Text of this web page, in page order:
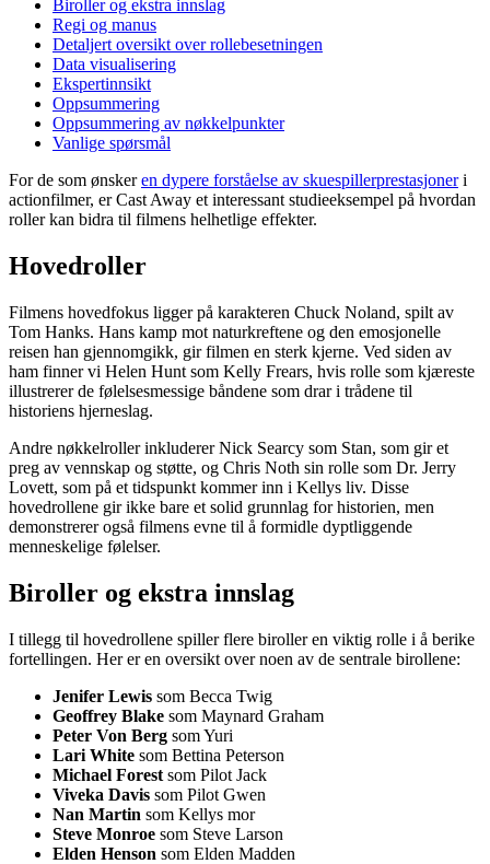
Biroller og ekstra innslag
Regi og manus
Detaljert oversikt over rollebesetningen
Data visualisering
Ekspertinnsikt
Oppsummering
Oppsummering av nøkkelpunkter
Vanlige spørsmål
For de som ønskeren dypere forståelse av skuespillerprestasjoneri
actionfilmer, er Cast Away et interessant studieeksempel på hvordan
roller kan bidra til filmens helhetlige effekter.
Hovedroller
Filmens hovedfokus ligger på karakteren Chuck Noland, spilt av
Tom Hanks. Hans kamp mot naturkreftene og den emosjonelle
reisen han gjennomgikk, gir filmen en sterk kjerne. Ved siden av
ham finner vi Helen Hunt som Kelly Frears, hvis rolle som kjæreste
illustrerer de følelsesmessige båndene som drar i trådene til
historiens hjerneslag.
Andre nøkkelroller inkluderer Nick Searcy som Stan, som gir et
preg av vennskap og støtte, og Chris Noth sin rolle som Dr. Jerry
Lovett, som på et tidspunkt kommer inn i Kellys liv. Disse
hovedrollene gir ikke bare et solid grunnlag for historien, men
demonstrerer også filmens evne til å formidle dyptliggende
menneskelige følelser.
Biroller og ekstra innslag
I tillegg til hovedrollene spiller flere biroller en viktig rolle i å berike
fortellingen. Her er en oversikt over noen av de sentrale birollene:
Jenifer Lewis som Becca Twig
Geoffrey Blake som Maynard Graham
Peter Von Berg som Yuri
Lari White som Bettina Peterson
Michael Forest som Pilot Jack
Viveka Davis som Pilot Gwen
Nan Martin som Kellys mor
Steve Monroe som Steve Larson
Elden Henson som Elden Madden